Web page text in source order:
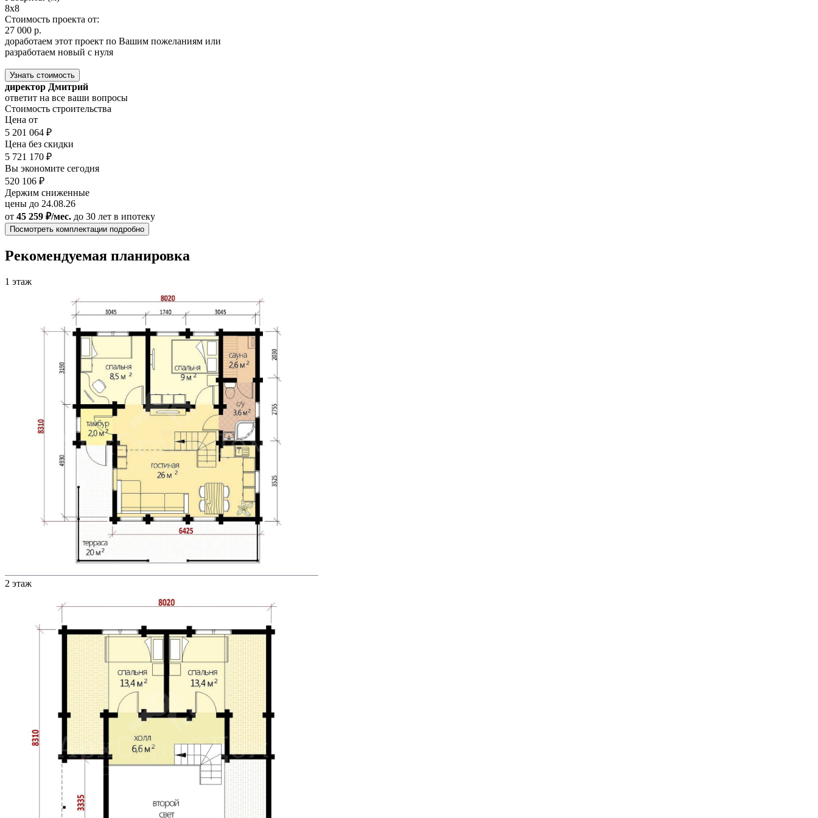
8х8
Стоимость проекта от:
27 000 р.
доработаем этот проект по Вашим пожеланиям или
разработаем новый с нуля
Узнать стоимость
директор Дмитрий
ответит на все ваши вопросы
Стоимость строительства
Цена от
5 201 064 ₽
Цена без скидки
5 721 170 ₽
Вы экономите сегодня
520 106 ₽
Держим сниженные
цены до 24.08.26
от 45 259 ₽/мес. до 30 лет в ипотеку
Посмотреть комплектации подробно
Рекомендуемая планировка
1 этаж
2 этаж